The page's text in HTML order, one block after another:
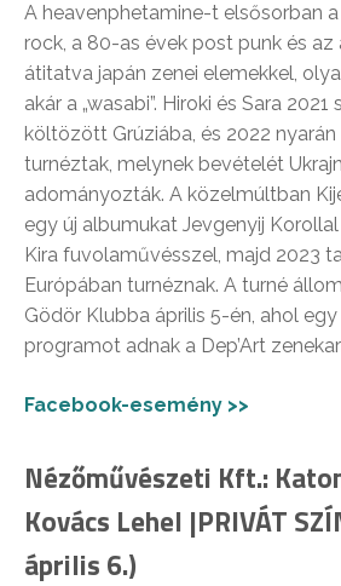
A heavenphetamine-t elsősorban
rock, a 80-as évek post punk és az
átitatva japán zenei elemekkel,
akár a „wasabi”. Hiroki és Sara
költözött Grúziába, és 2022
turnéztak, melynek bevételét
adományozták. A közelmúltban
egy új albumukat Jevgenyij
Kira fuvolaművésszel, majd 2023
Európában turnéznak. A turné
Gödör Klubba április 5-én, ahol
programot adnak a Dep’Art
Facebook-esemény >>
Nézőművészeti Kft.:
Kovács Lehel |PRIVÁT
április 6.)